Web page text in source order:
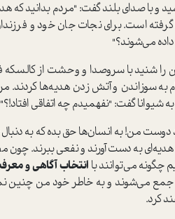
و با صدای بلند گفت: "مردم بدانید که
است. برای نجات جان خود و
می‌شوند؟"
با سروصدا و وحشت از کالسکه
به سوزاندن و آتش زدن هدیه‌ها کردند.
شیوانا گفت: "نفهمیدم چه اتفاقی افتاد!؟"
دوست من! به انسان‌ها حق بده که به
هدیه‌ای به ‌دست آورند و نفعی ببرند.
چگونه می‌توانند با انتخاب آگاهی و
می‌شوند و به خاطر خود من چنین
کرد.